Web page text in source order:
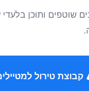
שוטפים ותוכן בלעדי
טירול